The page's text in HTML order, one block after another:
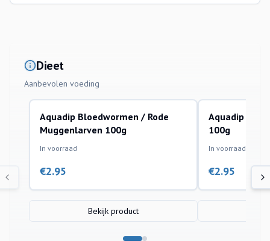
Dieet
Aanbevolen voeding
Aquadip Bloedwormen / Rode
Muggenlarven 100g
In voorraad
€2.95
Bekijk product
Aquadip
100g
In voorraad
€2.95